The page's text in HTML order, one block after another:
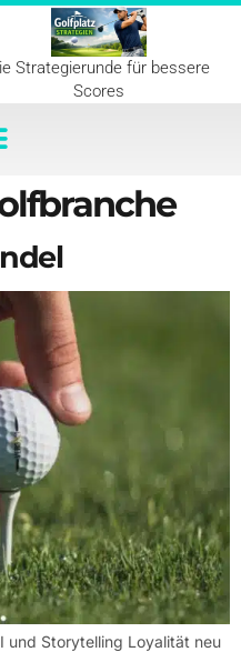
Strategierunde für bessere
Scores
und Storytelling Loyalität neu